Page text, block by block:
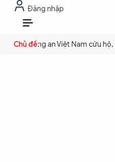
Đăng nhập
VI
Chủ đề:
Công an Việt Nam cứu hộ,